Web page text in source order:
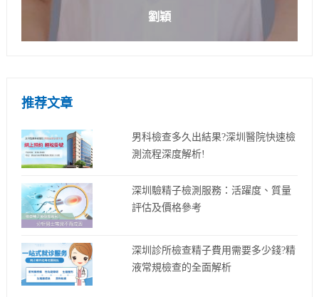
劉穎
推荐文章
男科檢查多久出結果?深圳醫院快速檢
測流程深度解析!
深圳驗精子檢測服務：活躍度、質量
評估及價格參考
深圳診所檢查精子費用需要多少錢?精
液常規檢查的全面解析